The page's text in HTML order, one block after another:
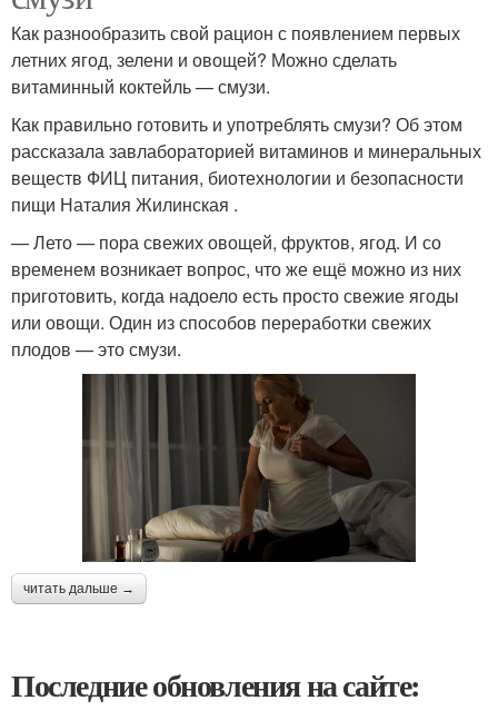
Как разнообразить свой рацион с появлением первых
летних ягод, зелени и овощей? Можно сделать
витаминный коктейль — смузи.
Как правильно готовить и употреблять смузи? Об этом
рассказала завлабораторией витаминов и минеральных
веществ ФИЦ питания, биотехнологии и безопасности
пищи Наталия Жилинская .
— Лето — пора свежих овощей, фруктов, ягод. И со
временем возникает вопрос, что же ещё можно из них
приготовить, когда надоело есть просто свежие ягоды
или овощи. Один из способов переработки свежих
плодов — это смузи.
читать дальше →
Последние обновления на сайте: